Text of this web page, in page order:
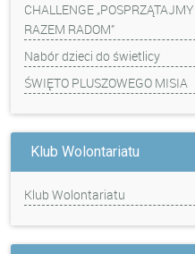
CHALLENGE „POSPRZĄTAJMY
RAZEM RADOM”
Nabór dzieci do świetlicy
ŚWIĘTO PLUSZOWEGO MISIA
Klub Wolontariatu
Klub Wolontariatu